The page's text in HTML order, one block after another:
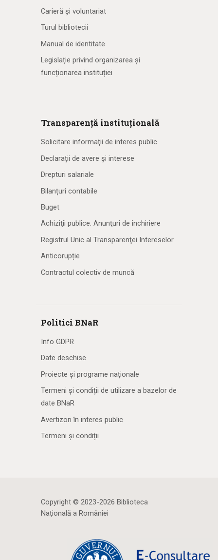
Carieră și voluntariat
Turul bibliotecii
Manual de identitate
Legislație privind organizarea și
funcționarea instituției
Transparență instituțională
Solicitare informaţii de interes public
Declarații de avere și interese
Drepturi salariale
Bilanțuri contabile
Buget
Achiziţii publice. Anunţuri de închiriere
Registrul Unic al Transparenţei Intereselor
Anticorupție
Contractul colectiv de muncă
Politici BNaR
Info GDPR
Date deschise
Proiecte și programe naționale
Termeni și condiții de utilizare a bazelor de
date BNaR
Avertizori în interes public
Termeni și condiții
Copyright © 2023-2026 Biblioteca
Naţională a României